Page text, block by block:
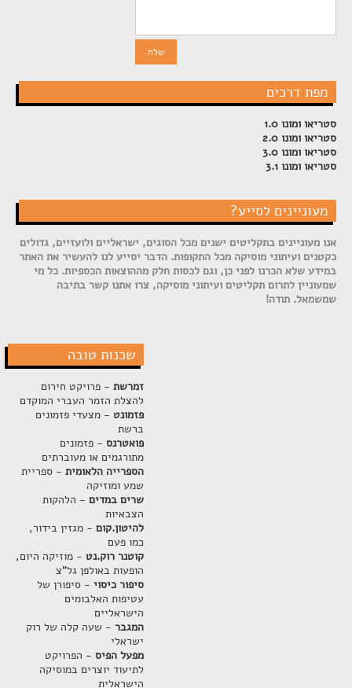
מפת דרכים
סטריאו ומונו 1.0
סטריאו ומונו 2.0
סטריאו ומונו 3.0
סטריאו ומונו 3.1
מעוניינים לסייע?
אנו מעוניינים בתקליטים ישנים מכל הסוגים, ישראליים ולועזיים, גדולים
כקטנים ועיתוני מוסיקה מכל התקופות. הדבר יסייע לנו להעשיר את האתר
במידע שלא הכרנו לפני כן, וגם לכסות חלק מההוצאות הכספיות. כל מי
שמעוניין לתרום תקליטים ועיתוני מוסיקה, צרו אתנו קשר בתיבה
שמשמאל. תודה!
שכנות טובה
זמרשת- פרויקט חירום
להצלת הזמר העברי המוקדם
פזמונט - מצעדי פזמונים
ברשת
פואטרנס- פזמונים
מתורגמים או מעוברתים
הספרייה הלאומית- ספריית
שמע ומוזיקה
שרים במדים- הלהקות
הצבאיות
להיטון.קום- מגזין בידור,
כמו פעם
קוטנר רוק.נט - מוזיקה היום,
הופעות באולפן גל"צ
סיפור כיסוי- סיפורן של
עטיפות האלבומים
הישראליים
המגבר- שעה קלה של רוק
ישראלי
מפעל הפיס- הפרויקט
לתיעוד יוצרים במוסיקה
הישראלית